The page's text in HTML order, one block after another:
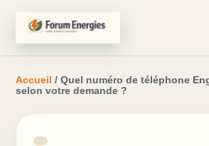
Accueil / Quel numéro de téléphone
selon votre demande ?